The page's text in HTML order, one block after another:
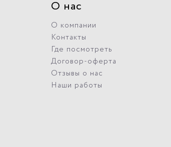
О нас
О компании
Контакты
Где посмотреть
Договор-оферта
Отзывы о нас
Наши работы